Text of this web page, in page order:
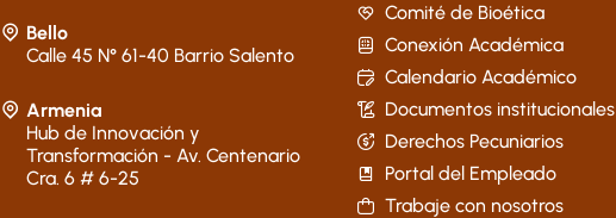
Bello
Calle 45 N° 61-40 Barrio Salento
Armenia
Hub de Innovación y
Transformación - Av. Centenario
Cra. 6 # 6-25
Comité de Bioética
Conexión Académica
Calendario Académico
Documentos institucionales
Derechos Pecuniarios
Portal del Empleado
Trabaje con nosotros